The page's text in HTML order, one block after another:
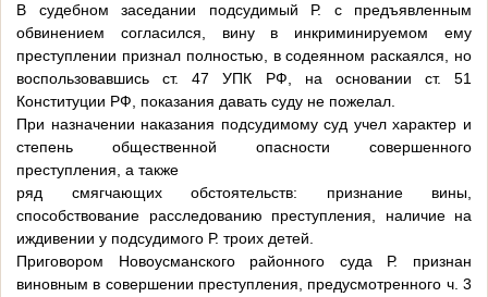
В судебном заседании подсудимый Р. с предъявленным
обвинением согласился, вину в инкриминируемом ему
преступлении признал полностью, в содеянном раскаялся, но
воспользовавшись ст. 47 УПК РФ, на основании ст. 51
Конституции РФ, показания давать суду не пожелал.
При назначении наказания подсудимому суд учел характер и
степень общественной опасности совершенного
преступления, а также
ряд смягчающих обстоятельств: признание вины,
способствование расследованию преступления, наличие на
иждивении у подсудимого Р. троих детей.
Приговором Новоусманского районного суда Р. признан
виновным в совершении преступления, предусмотренного ч. 3